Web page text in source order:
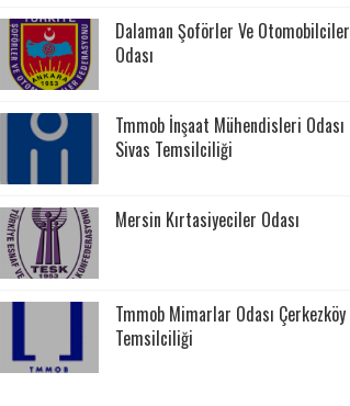
Dalaman Şoförler Ve Otomobilciler
Odası
Tmmob İnşaat Mühendisleri Odası
Sivas Temsilciliği
Mersin Kırtasiyeciler Odası
Tmmob Mimarlar Odası Çerkezköy
Temsilciliği